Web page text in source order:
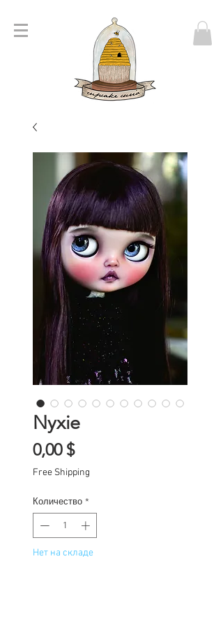
Nyxie
0,00 $Цена
Free Shipping
Количество *
Нет на складе